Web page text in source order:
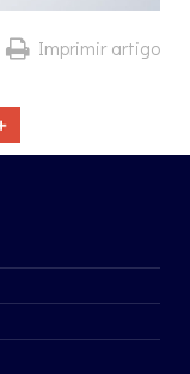
Imprimir artigo